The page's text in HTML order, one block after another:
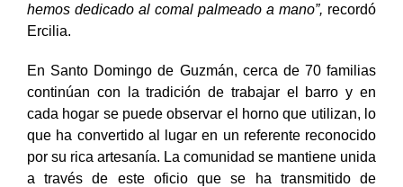
hemos dedicado al comal palmeado a mano”, recordó
Ercilia.
En Santo Domingo de Guzmán, cerca de 70 familias
continúan con la tradición de trabajar el barro y en
cada hogar se puede observar el horno que utilizan, lo
que ha convertido al lugar en un referente reconocido
por su rica artesanía. La comunidad se mantiene unida
a través de este oficio que se ha transmitido de